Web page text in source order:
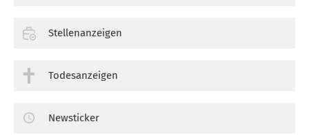
Stellenanzeigen
Todesanzeigen
Newsticker